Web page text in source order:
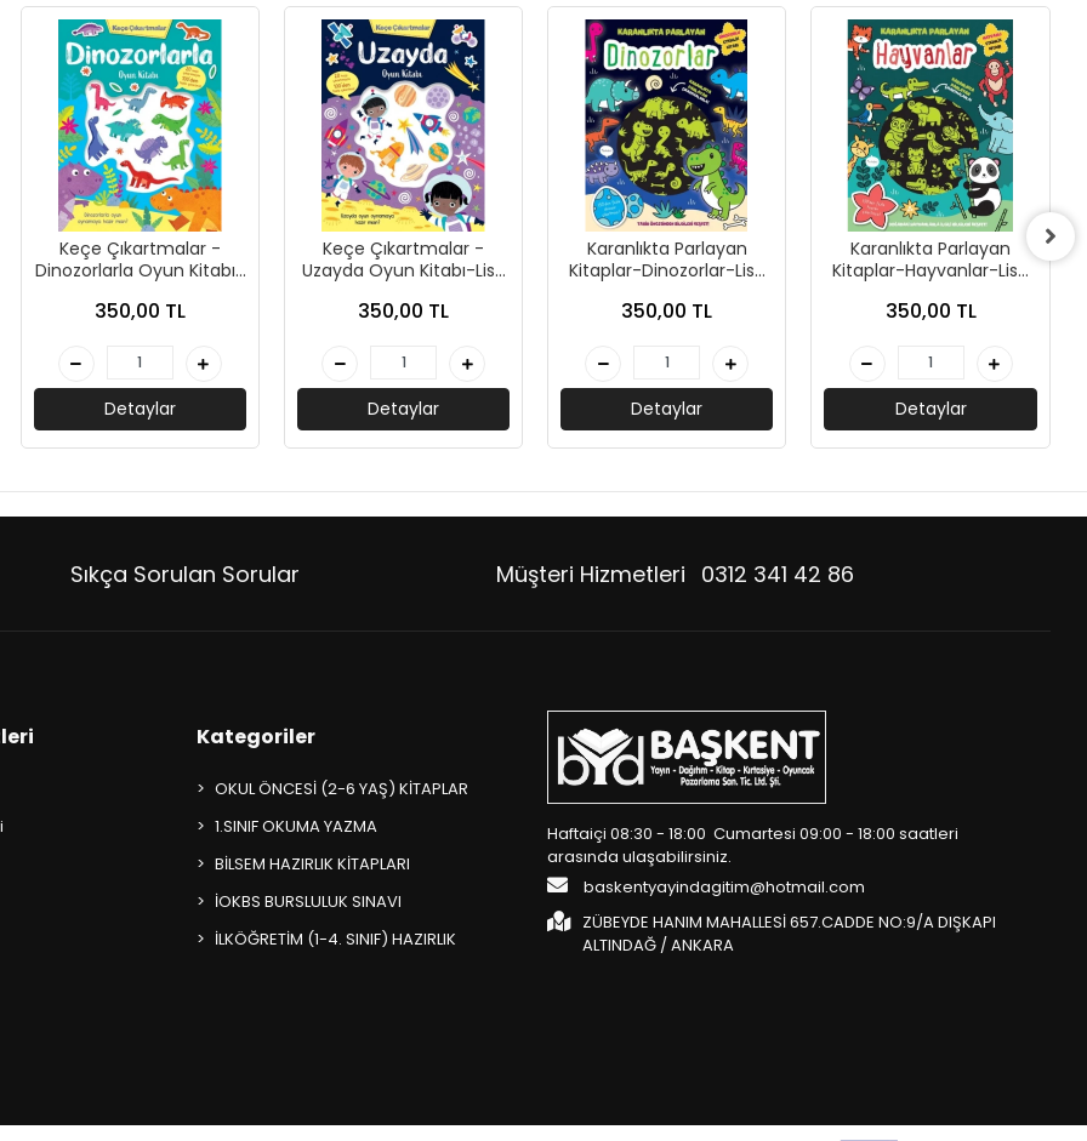
Keçe Çıkartmalar -
Dinozorlarla Oyun Kitabı-
350,00 TL
Detaylar
Keçe Çıkartmalar -
Uzayda Oyun Kitabı-Lisa
350,00 TL
Detaylar
Karanlıkta Parlayan
Kitaplar-Dinozorlar-Lisa
350,00 TL
Detaylar
Karanlıkta Parlayan
Kitaplar-Hayvanlar-Lisa
350,00 TL
Detaylar
Sıkça Sorulan Sorular Müşteri Hizmetleri 0312 341 42 86
Kategoriler
OKUL ÖNCESİ (2-6 YAŞ) KİTAPLAR
1.SINIF OKUMA YAZMA
BİLSEM HAZIRLIK KİTAPLARI
İOKBS BURSLULUK SINAVI
İLKÖĞRETİM (1-4. SINIF) HAZIRLIK
Haftaiçi 08:30 - 18:00 Cumartesi 09:00 - 18:00 saatleri
arasında ulaşabilirsiniz.
baskentyayindagitim@hotmail.com
ZÜBEYDE HANIM MAHALLESİ 657.CADDE NO:9/A DIŞKAPI
ALTINDAĞ / ANKARA